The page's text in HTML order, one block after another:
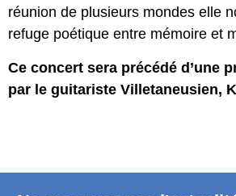
réunion de plusieurs mondes elle
refuge poétique entre mémoire et
Ce concert sera précédé d’une
par le guitariste Villetaneusien,